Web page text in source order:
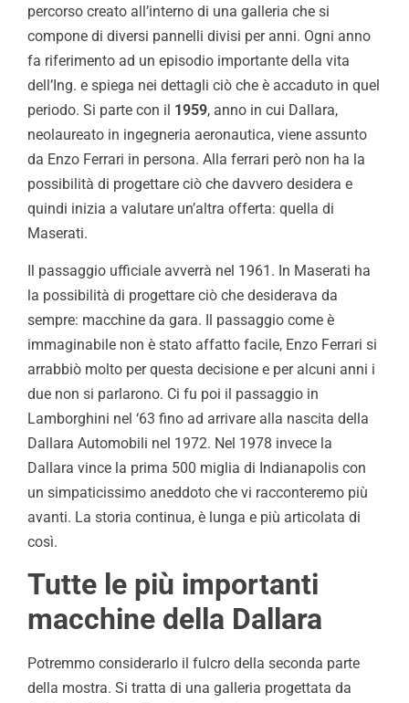
percorso creato all’interno di una galleria che si
compone di diversi pannelli divisi per anni. Ogni anno
fa riferimento ad un episodio importante della vita
dell’Ing. e spiega nei dettagli ciò che è accaduto in quel
periodo. Si parte con il 1959, anno in cui Dallara,
neolaureato in ingegneria aeronautica, viene assunto
da Enzo Ferrari in persona. Alla ferrari però non ha la
possibilità di progettare ciò che davvero desidera e
quindi inizia a valutare un’altra offerta: quella di
Maserati.
Il passaggio ufficiale avverrà nel 1961. In Maserati ha
la possibilità di progettare ciò che desiderava da
sempre: macchine da gara. Il passaggio come è
immaginabile non è stato affatto facile, Enzo Ferrari si
arrabbiò molto per questa decisione e per alcuni anni i
due non si parlarono. Ci fu poi il passaggio in
Lamborghini nel ‘63 fino ad arrivare alla nascita della
Dallara Automobili nel 1972. Nel 1978 invece la
Dallara vince la prima 500 miglia di Indianapolis con
un simpaticissimo aneddoto che vi racconteremo più
avanti. La storia continua, è lunga e più articolata di
così.
Tutte le più importanti
macchine della Dallara
Potremmo considerarlo il fulcro della seconda parte
della mostra. Si tratta di una galleria progettata da